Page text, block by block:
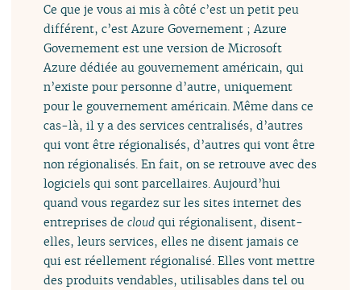
Ce que je vous ai mis à côté c’est un petit peu
différent, c’est Azure Governement ; Azure
Governement est une version de Microsoft
Azure dédiée au gouvernement américain, qui
n’existe pour personne d’autre, uniquement
pour le gouvernement américain. Même dans ce
cas-là, il y a des services centralisés, d’autres
qui vont être régionalisés, d’autres qui vont être
non régionalisés. En fait, on se retrouve avec des
logiciels qui sont parcellaires. Aujourd’hui
quand vous regardez sur les sites internet des
entreprises decloud qui régionalisent, disent-
elles, leurs services, elles ne disent jamais ce
qui est réellement régionalisé. Elles vont mettre
des produits vendables, utilisables dans tel ou